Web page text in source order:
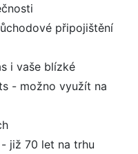
připojištění
i vaše blízké
- možno využít na
již 70 let na trhu